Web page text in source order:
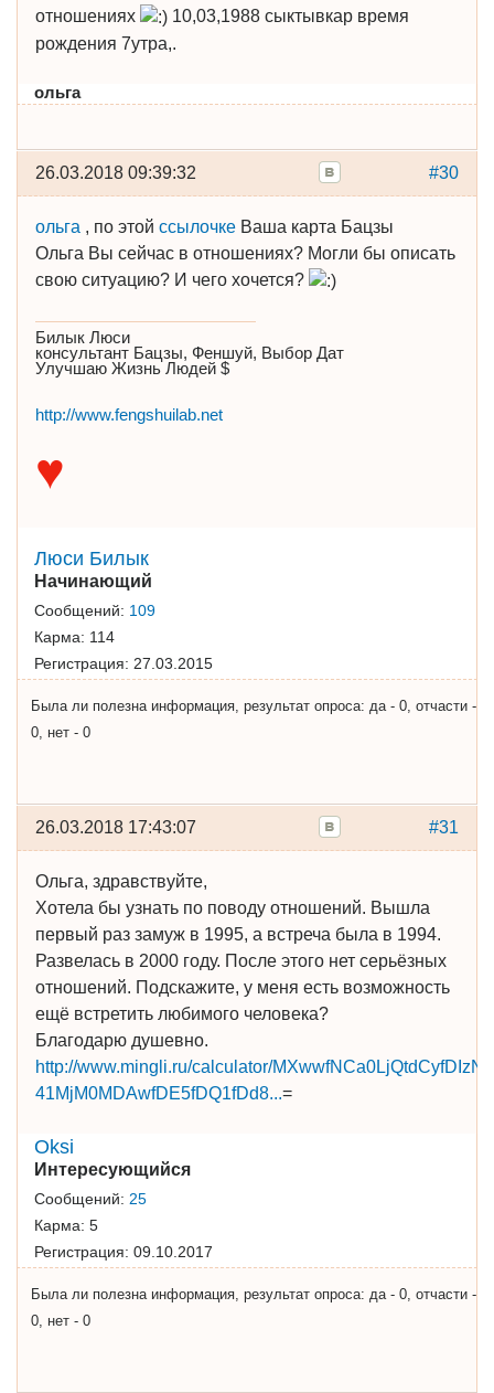
отношениях
10,03,1988 сыктывкар время
рождения 7утра,.
ольга
#30
26.03.2018 09:39:32
ольга , по этой ссылочке Ваша карта Бацзы
Ольга Вы сейчас в отношениях? Могли бы описать
свою ситуацию? И чего хочется?
Билык Люси
консультант Бацзы, Феншуй, Выбор Дат
Улучшаю Жизнь Людей $
http://www.fengshuilab.net
♥
Люси Билык
Начинающий
Сообщений: 109
Карма: 114
Регистрация: 27.03.2015
Была ли полезна информация, результат опроса: да - 0, отчасти -
0, нет - 0
#31
26.03.2018 17:43:07
Ольга, здравствуйте,
Хотела бы узнать по поводу отношений. Вышла
первый раз замуж в 1995, а встреча была в 1994.
Развелась в 2000 году. После этого нет серьёзных
отношений. Подскажите, у меня есть возможность
ещё встретить любимого человека?
Благодарю душевно.
http://www.mingli.ru/calculator/
­41MjM0MDAwfDE5fDQ1fDd8...=
Oksi
Интересующийся
Сообщений: 25
Карма: 5
Регистрация: 09.10.2017
Была ли полезна информация, результат опроса: да - 0, отчасти -
0, нет - 0